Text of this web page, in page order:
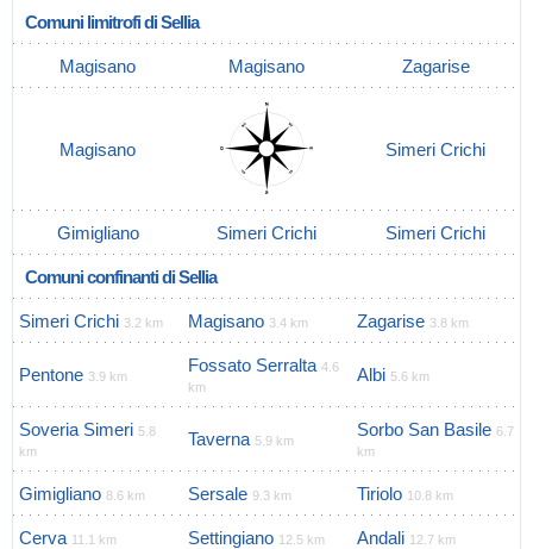
Comuni limitrofi di Sellia
Magisano Magisano Zagarise
Magisano Simeri Crichi
Gimigliano Simeri Crichi Simeri Crichi
Comuni confinanti di Sellia
Simeri Crichi 3.2 km Magisano 3.4 km Zagarise 3.8 km
Pentone 3.9 km
Fossato Serralta 4.6
km
Albi 5.6 km
Soveria Simeri 5.8
km
Taverna 5.9 km
Sorbo San Basile 6.7
km
Gimigliano 8.6 km Sersale 9.3 km Tiriolo 10.8 km
Cerva 11.1 km Settingiano 12.5 km Andali 12.7 km